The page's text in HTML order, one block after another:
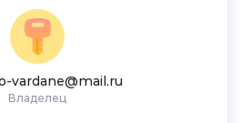
vardane@mail.ru
Владелец